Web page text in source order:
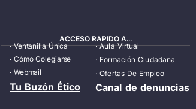
ACCESO RAPIDO A...
·Ventanilla Única
· Cómo Colegiarse
· Webmail
·Aula Virtual
· Formación Ciudadana
·Ofertas De Empleo
Tu Buzón Ético Canal de denuncias